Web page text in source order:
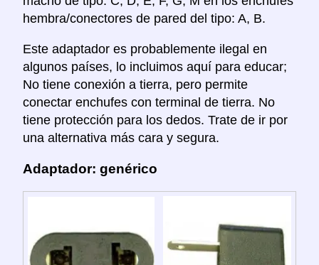
hembra/conectores de pared del tipo: A, B.
Este adaptador es probablemente ilegal en
algunos países, lo incluimos aquí para educar;
No tiene conexión a tierra, pero permite
conectar enchufes con terminal de tierra. No
tiene protección para los dedos. Trate de ir por
una alternativa más cara y segura.
Adaptador: genérico